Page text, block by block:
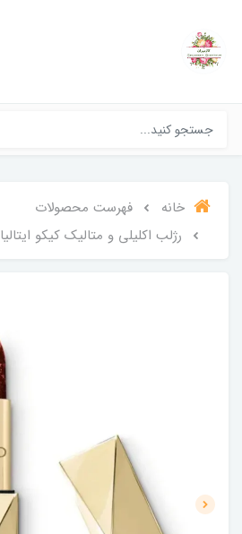
خانه
فهرست محصولات
رژلب اکلیلی و متالیک کیکو ایتالیا